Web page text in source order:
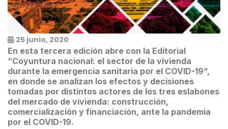
25 junio, 2020
En esta tercera edición abre con la Editorial
“Coyuntura nacional: el sector de la vivienda
durante la emergencia sanitaria por el COVID-19”,
en donde se analizan los efectos y decisiones
tomadas por distintos actores de los tres eslabones
del mercado de vivienda: construcción,
comercialización y financiación, ante la pandemia
por el COVID-19.